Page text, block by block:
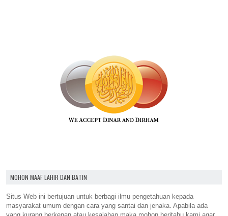
MOHON MAAF LAHIR DAN BATIN
Situs Web ini bertujuan untuk berbagi ilmu pengetahuan kepada
masyarakat umum dengan cara yang santai dan jenaka. Apabila ada